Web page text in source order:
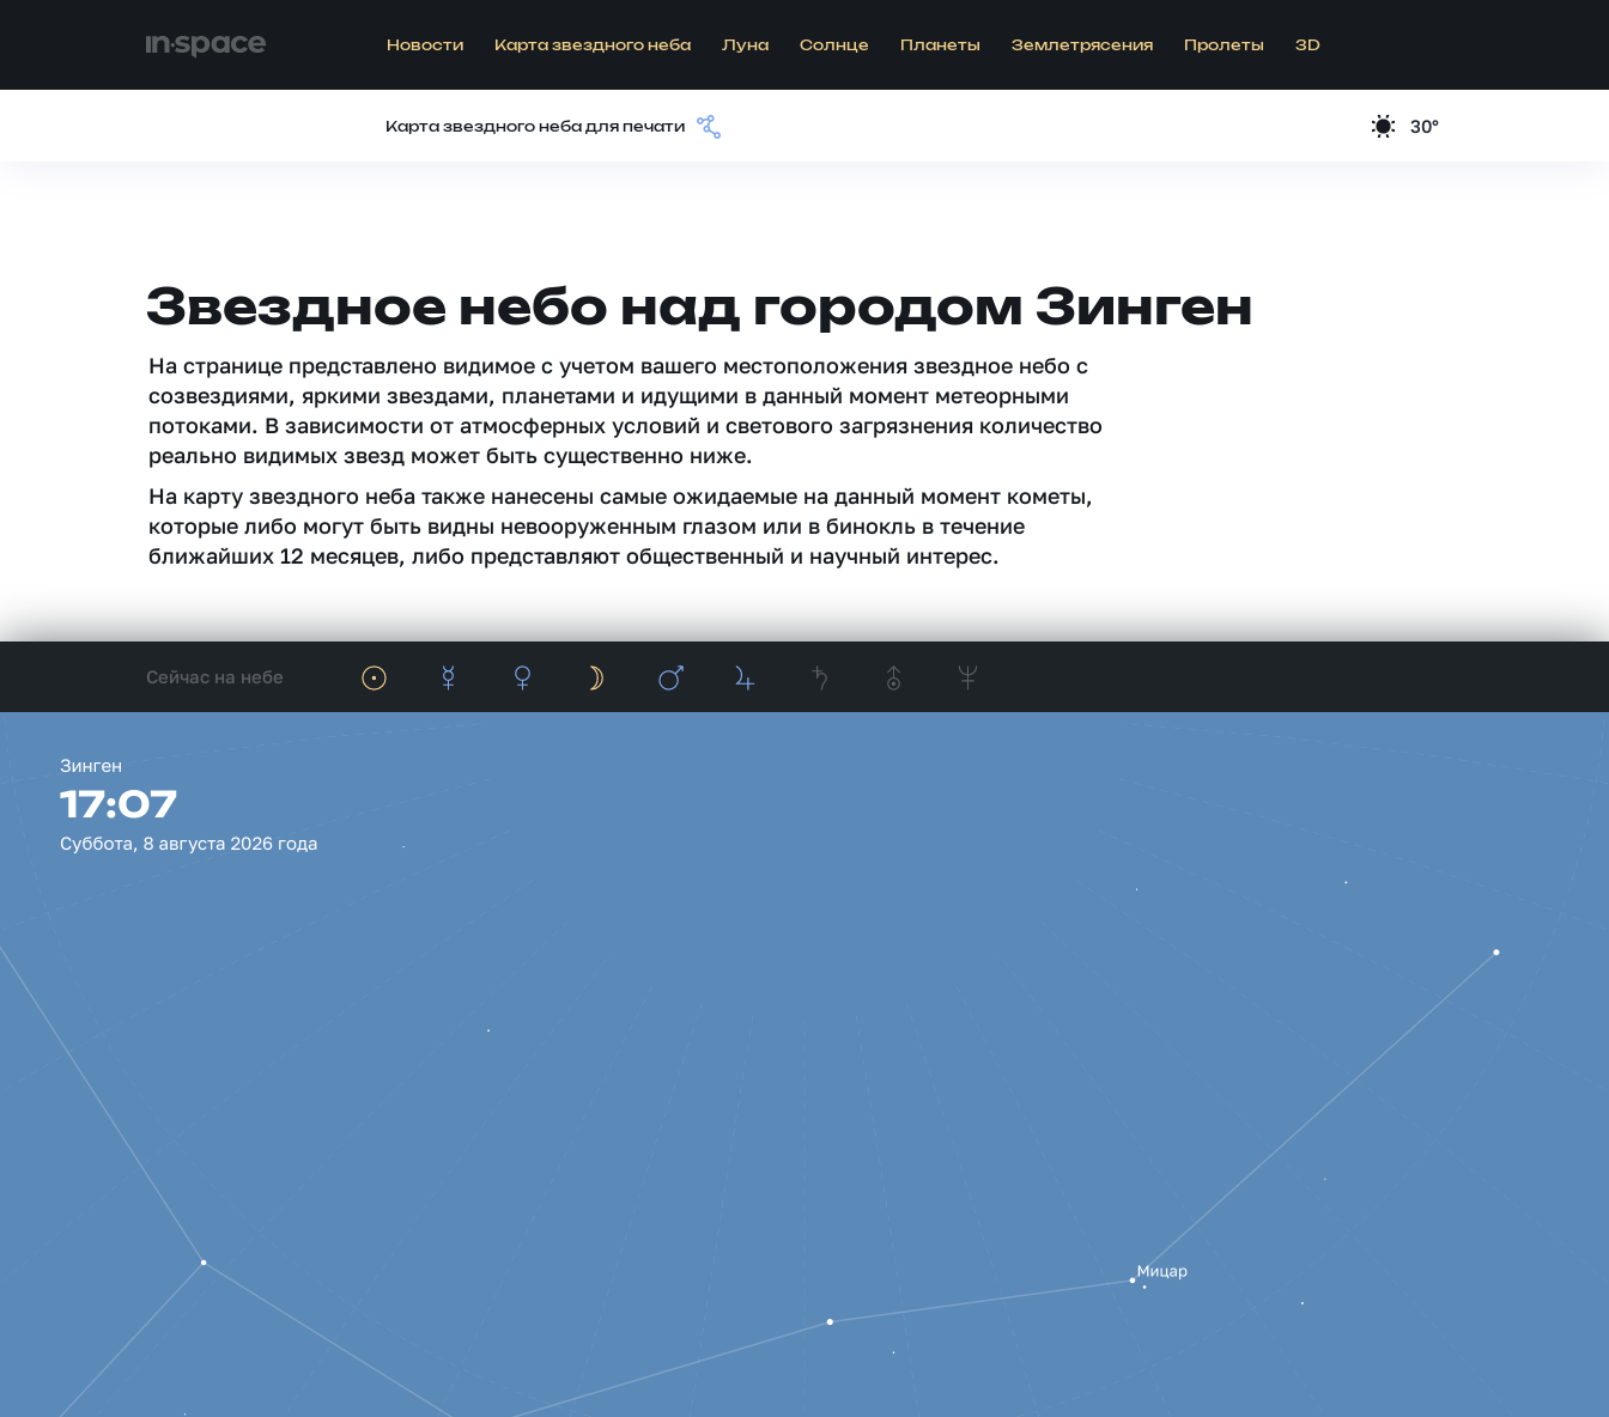
Новости Карта звездного неба Луна Солнце Планеты Землетрясения Пролеты 3D
Карта звездного неба для печати 30°
Звездное небо над городом Зинген
На странице представлено видимое c учетом вашего местоположения звездное небо c
созвездиями, яркими звездами, планетами и идущими в данный момент метеорными
потоками. В зависимости от атмосферных условий и светового загрязнения количество
реально видимых звезд может быть существенно ниже.
На карту звездного неба также нанесены самые ожидаемые на данный момент кометы,
которые либо могут быть видны невооруженным глазом или в бинокль в течение
ближайших 12 месяцев, либо представляют общественный и научный интерес.
Сейчас на небе